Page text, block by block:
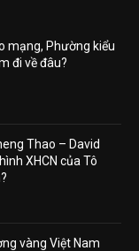
mạng, Phường kiểu
đi về đâu?
Thao – David
XHCN của Tô
vàng Việt Nam